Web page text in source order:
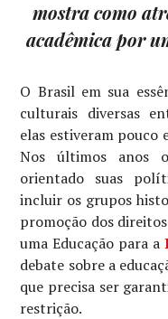
mostra como
acadêmica por
O Brasil em sua
culturais diversas
elas estiveram pouco
Nos últimos anos
orientado suas
incluir os grupos
promoção dos
uma Educação para a
debate sobre a
que precisa ser
restrição.